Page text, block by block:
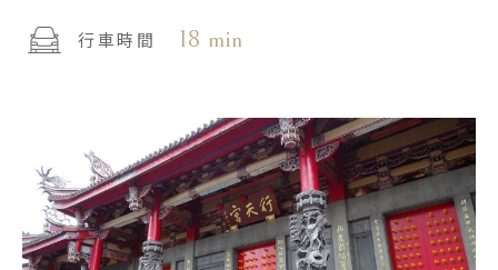
行車時間 18 min